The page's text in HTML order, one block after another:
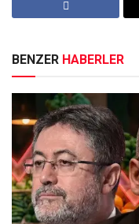
BENZER HABERLER